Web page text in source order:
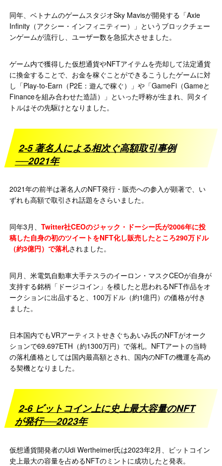
同年、ベトナムのゲームスタジオSky Mavisが開発する「Axie
Infinity（アクシー・インフィニティー）」というブロックチェー
ンゲームが流行し、ユーザー数を急拡大させました。
ゲーム内で獲得した仮想通貨やNFTアイテムを売却して法定通貨
に換金することで、お金を稼ぐことができるこうしたゲームに対
し「Play-to-Earn（P2E：遊んで稼ぐ）」や「GameFi（Gameと
Financeを組み合わせた造語）」といった呼称が生まれ、同タイ
トルはその先駆けとなりました。
2-5 著名人による相次ぐ高額取引事例
──2021年
2021年の前半は著名人のNFT発行・販売への参入が顕著で、い
ずれも高額で取引され話題をさらいました。
同年3月、Twitter社CEOのジャック・ドーシー氏が2006年に投
稿した自身の初のツイートをNFT化し販売したところ290万ドル
（約3億円）で落札されました。
同月、米電気自動車大手テスラのイーロン・マスクCEOが自身が
支持する銘柄「ドージコイン」を模したと思われるNFT作品をオ
ークションに出品すると、100万ドル（約1億円）の価格が付き
ました。
日本国内でもVRアーティストせきぐちあいみ氏のNFTがオーク
ションで69.697ETH（約1300万円）で落札。NFTアートの当時
の落札価格としては国内最高額とされ、国内のNFTの機運を高め
る契機となりました。
2-6 ビットコイン上に史上最大容量のNFT
が発行──2023年
仮想通貨開発者のUdi Wertheimer氏は2023年2月、ビットコイン
史上最大の容量を占めるNFTのミントに成功したと発表。